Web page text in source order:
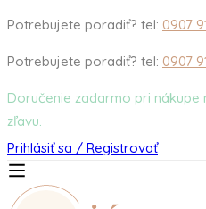
Potrebujete poradiť? tel: 0907
Potrebujete poradiť? tel: 0907
Doručenie zadarmo pri nákupe
zľavu.
Prihlásiť sa / Registrovať